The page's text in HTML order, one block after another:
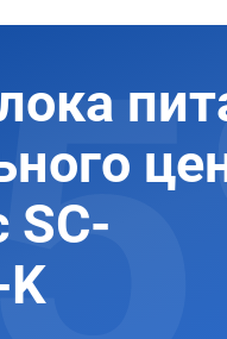
SC-